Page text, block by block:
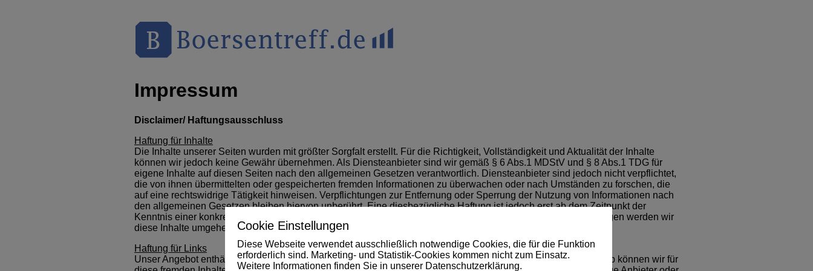
Cookie Einstellungen
Diese Webseite verwendet ausschließlich notwendige Cookies, die für die Funktion
erforderlich sind. Marketing- und Statistik-Cookies kommen nicht zum Einsatz.
Weitere Informationen finden Sie in unserer Datenschutzerklärung.
Impressum
Disclaimer/ Haftungsausschluss
Haftung für Inhalte
Die Inhalte unserer Seiten wurden mit größter Sorgfalt erstellt. Für die Richtigkeit, Vollständigkeit und Aktualität der Inhalte
können wir jedoch keine Gewähr übernehmen. Als Diensteanbieter sind wir gemäß § 6 Abs.1 MDStV und § 8 Abs.1 TDG für
eigene Inhalte auf diesen Seiten nach den allgemeinen Gesetzen verantwortlich. Diensteanbieter sind jedoch nicht verpflichtet,
die von ihnen übermittelten oder gespeicherten fremden Informationen zu überwachen oder nach Umständen zu forschen, die
auf eine rechtswidrige Tätigkeit hinweisen. Verpflichtungen zur Entfernung oder Sperrung der Nutzung von Informationen nach
den allgemeinen Gesetzen bleiben hiervon unberührt. Eine diesbezügliche Haftung ist jedoch erst ab dem Zeitpunkt der
Kenntnis einer konkreten Rechtsverletzung möglich. Bei bekannt werden von entsprechenden Rechtsverletzungen werden wir
diese Inhalte umgehend entfernen.
Haftung für Links
Unser Angebot enthält Links zu externen Webseiten Dritter, auf deren Inhalte wir keinen Einfluss haben. Deshalb können wir für